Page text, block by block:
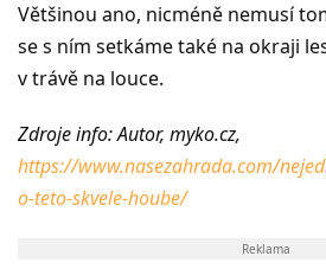
Většinou ano, nicméně nemusí
se s ním setkáme také na okraji
v trávě na louce.
Zdroje info: Autor, myko.cz,
https://www.nasezahrada.com/
o-teto-skvele-hoube/
Reklama